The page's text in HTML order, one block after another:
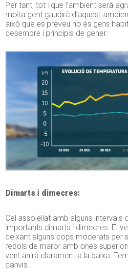
Per tant, tot i que l’ambient serà
molta gent gaudirà d’aquest
això que es preveu no és gens
desembre i principis de gener.
Dimarts i dimecres:
Cel assolellat amb alguns intervals
importants dimarts i dimecres. El
deixant alguns cops moderats per
redols de maror amb ones
vent anirà clarament a la baixa.
canvis.